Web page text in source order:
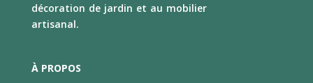
décoration de jardin et au mobilier
artisanal.
À PROPOS